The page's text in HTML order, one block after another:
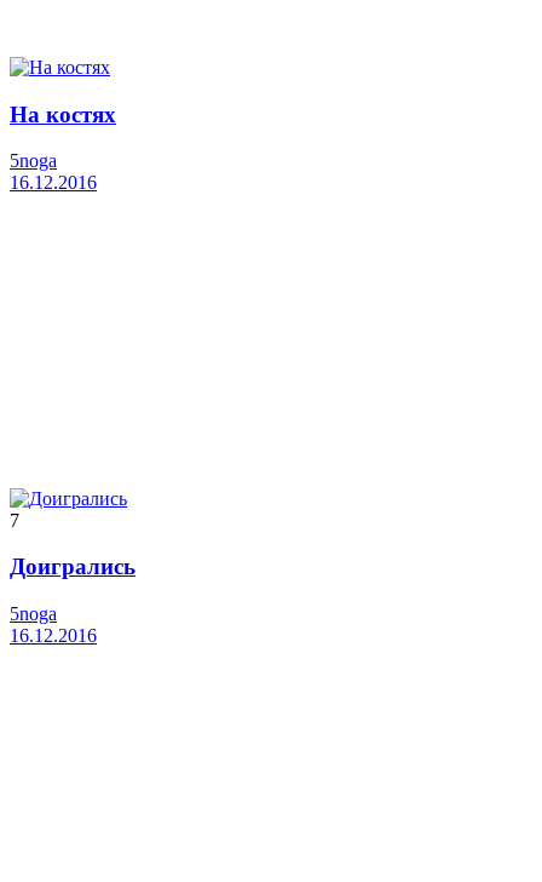
На костях
5noga
16.12.2016
7
Доигрались
5noga
16.12.2016